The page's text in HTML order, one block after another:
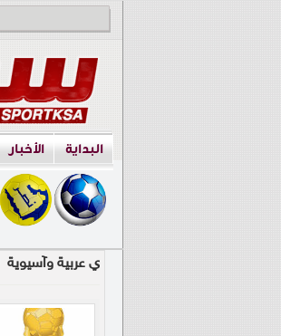
البداية الأخبار
ي عربية وآسيوية